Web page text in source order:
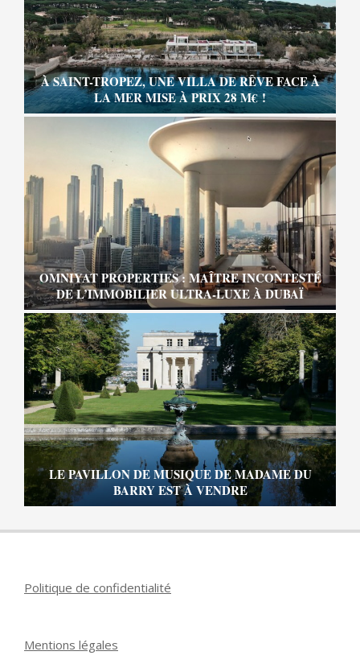
À SAINT-TROPEZ, UNE VILLA DE RÊVE FACE À
LA MER MISE À PRIX 28 M€ !
OMNIYAT PROPERTIES : MAÎTRE INCONTESTÉ
DE L’IMMOBILIER ULTRA-LUXE À DUBAÏ
LE PAVILLON DE MUSIQUE DE MADAME DU
BARRY EST À VENDRE
Politique de confidentialité
Mentions légales